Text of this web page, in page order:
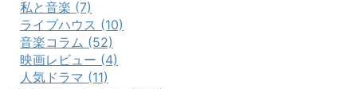
私と音楽 (7)
ライブハウス (10)
音楽コラム (52)
映画レビュー (4)
人気ドラマ (11)